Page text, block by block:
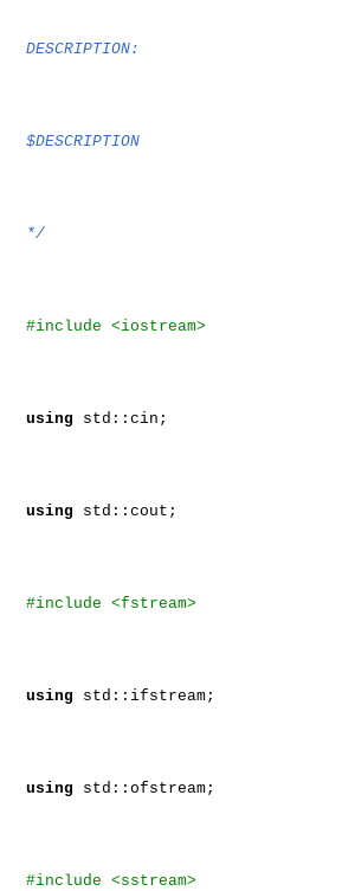
DESCRIPTION:
$DESCRIPTION
*/
#include <iostream>
using std::cin;
using std::cout;
#include <fstream>
using std::ifstream;
using std::ofstream;
#include <sstream>